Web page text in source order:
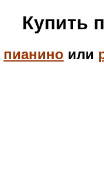
Купить
пианино или